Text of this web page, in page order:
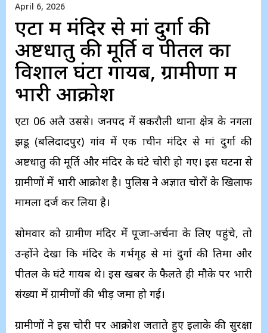
April 6, 2026
एटा में मंदिर से मां दुर्गा की
अष्टधातु की मूर्ति व पीतल का
विशाल घंटा गायब, ग्रामीणों में
भारी आक्रोश
एटा 06 अप्रैल उप्रससे। जनपद में सकरौली थाना क्षेत्र के नगला
झडू (बलिदादपुर) गांव में एक प्राचीन मंदिर से मां दुर्गा की
अष्टधातु की मूर्ति और मंदिर के घंटे चोरी हो गए। इस घटना से
ग्रामीणों में भारी आक्रोश है। पुलिस ने अज्ञात चोरों के खिलाफ
मामला दर्ज कर लिया है।
सोमवार को ग्रामीण मंदिर में पूजा-अर्चना के लिए पहुंचे, तो
उन्होंने देखा कि मंदिर के गर्भगृह से मां दुर्गा की प्रतिमा और
पीतल के घंटे गायब थे। इस खबर के फैलते ही मौके पर भारी
संख्या में ग्रामीणों की भीड़ जमा हो गई।
ग्रामीणों ने इस चोरी पर आक्रोश जताते हुए इलाके की सुरक्षा